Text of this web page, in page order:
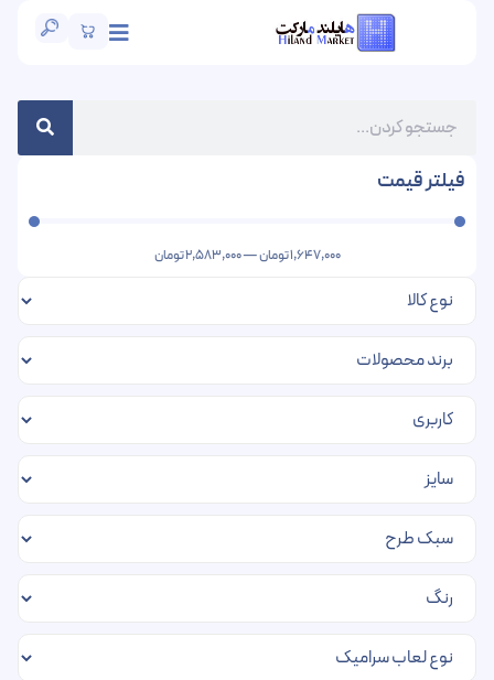
فیلتر قیمت
1,647,000تومان—
2,583,000تومان